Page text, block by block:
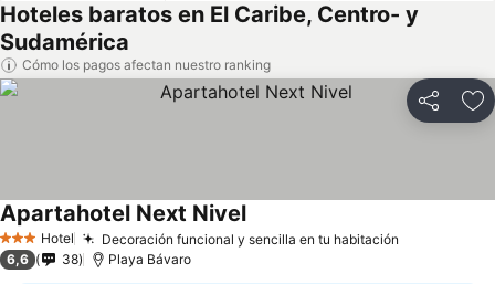
Hoteles baratos en El Caribe, Centro- y
Sudamérica
Cómo los pagos afectan nuestro ranking
Compartir
3 Estrellas
Hotel Decoración funcional y sencilla en tu habitación
Apartahotel Next Nivel
6,6 38 Playa Bávaro